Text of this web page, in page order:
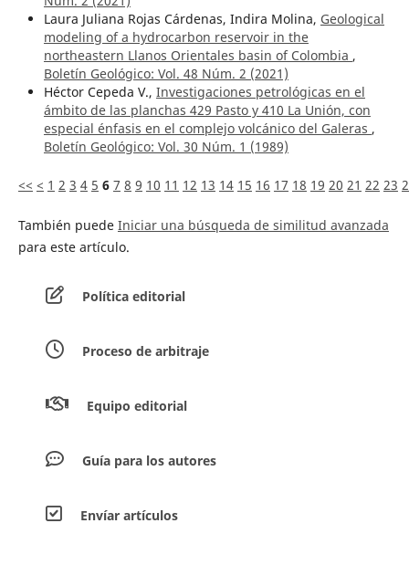
Laura Juliana Rojas Cárdenas, Indira Molina, Geological
modeling of a hydrocarbon reservoir in the
northeastern Llanos Orientales basin of Colombia ,
Boletín Geológico: Vol. 48 Núm. 2 (2021)
Héctor Cepeda V., Investigaciones petrológicas en el
ámbito de las planchas 429 Pasto y 410 La Unión, con
especial énfasis en el complejo volcánico del Galeras ,
Boletín Geológico: Vol. 30 Núm. 1 (1989)
<< < 1 2 3 4 5 6 7 8 9 10 11 12 13 14 15 16 17 18 19 20 21 22 23
También puede Iniciar una búsqueda de similitud avanzada
para este artículo.
Política editorial
Proceso de arbitraje
Equipo editorial
Guía para los autores
Envíar artículos